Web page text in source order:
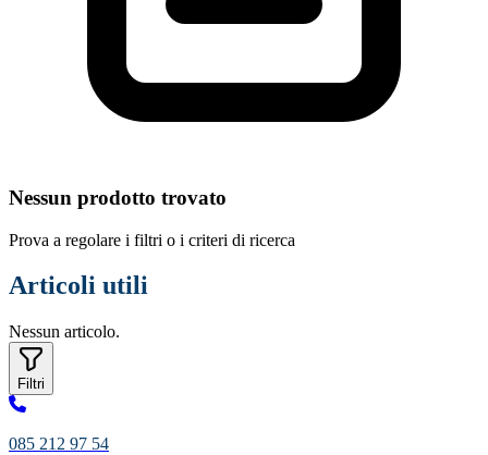
Nessun prodotto trovato
Prova a regolare i filtri o i criteri di ricerca
Articoli utili
Nessun articolo.
Filtri
085 212 97 54